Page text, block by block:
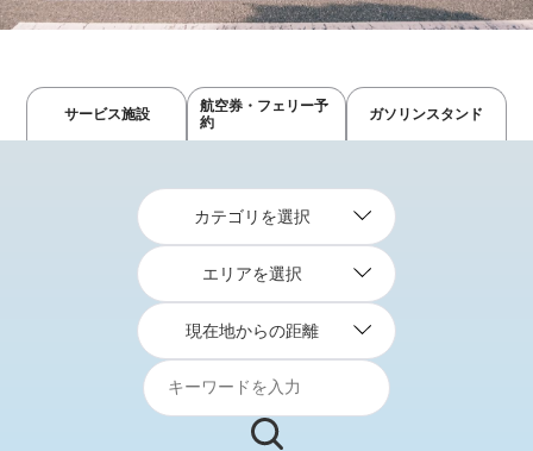
サービス施設
航空券・フェリー予
約
ガソリンスタンド
カテゴリを選択
エリアを選択
現在地からの距離